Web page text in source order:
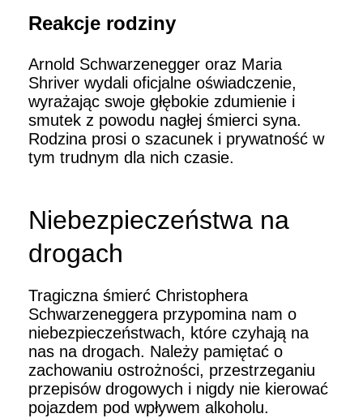
Reakcje rodziny
Arnold Schwarzenegger oraz Maria
Shriver wydali oficjalne oświadczenie,
wyrażając swoje głębokie zdumienie i
smutek z powodu nagłej śmierci syna.
Rodzina prosi o szacunek i prywatność w
tym trudnym dla nich czasie.
Niebezpieczeństwa na
drogach
Tragiczna śmierć Christophera
Schwarzeneggera przypomina nam o
niebezpieczeństwach, które czyhają na
nas na drogach. Należy pamiętać o
zachowaniu ostrożności, przestrzeganiu
przepisów drogowych i nigdy nie kierować
pojazdem pod wpływem alkoholu.